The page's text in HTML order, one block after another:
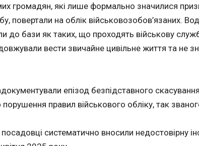
WBC оголосила
титульний бій у легкій
вазі
11:59:43
Ламонт Роуч (25-1-3, 10
КО) у своєму наступному
бою зустрінеться на рингу
27 КО). Зазначається, що
поєдинок американського
В Одесі
працював на
11:56:54
Правоохоронці
в четвер, 4
працівника
Укрзалізниці.
російських
громадян, які лише формально значилися
повертали на облік військовозобов’язаних.
до бази як таких, що проходять військову
вести звичайне цивільне життя та не
епізод безпідставного
правил військового обліку, так
систематично вносили недостовірну